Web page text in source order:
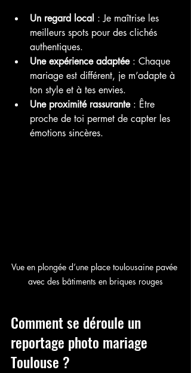
Un regard local : Je maîtrise les
meilleurs spots pour des clichés
authentiques.
Une expérience adaptée : Chaque
mariage est différent, je m’adapte à
ton style et à tes envies.
Une proximité rassurante : Être
proche de toi permet de capter les
émotions sincères.
Vue en plongée d’une place toulousaine pavée
avec des bâtiments en briques rouges
Comment se déroule un
reportage photo mariage
Toulouse ?